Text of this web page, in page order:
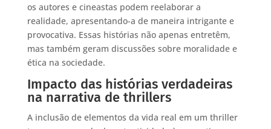
os autores e cineastas podem reelaborar a
realidade, apresentando-a de maneira intrigante e
provocativa. Essas histórias não apenas entretêm,
mas também geram discussões sobre moralidade e
ética na sociedade.
Impacto das histórias verdadeiras
na narrativa de thrillers
A inclusão de elementos da vida real em um thriller